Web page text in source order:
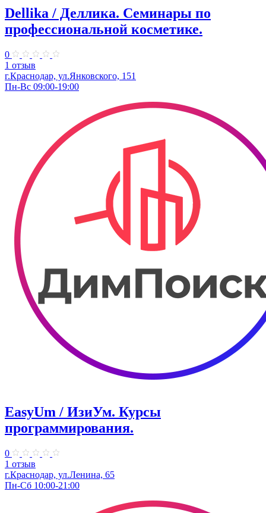
Dellika / Деллика. Семинары по
профессиональной косметике.
0
1 отзыв
г.Краснодар, ул.Янковского, 151
Пн-Вс 09:00-19:00
EasyUm / ИзиУм. ​Курсы
программирования.
0
1 отзыв
г.Краснодар, ул.Ленина, 65
Пн-Сб 10:00-21:00